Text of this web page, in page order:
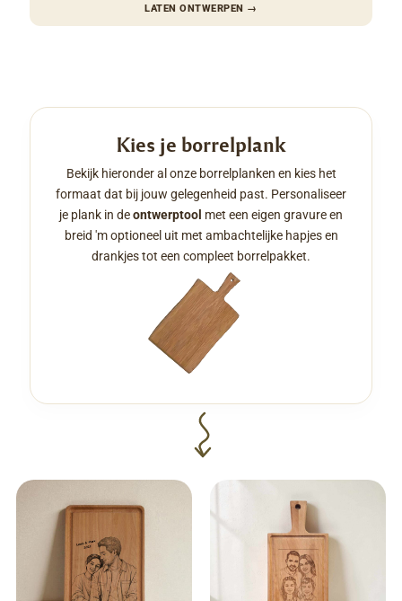
LATEN ONTWERPEN →
Kies je borrelplank
Bekijk hieronder al onze borrelplanken en kies het
formaat dat bij jouw gelegenheid past. Personaliseer
je plank in deontwerptool met een eigen gravure en
breid 'm optioneel uit met ambachtelijke hapjes en
drankjes tot een compleet borrelpakket.